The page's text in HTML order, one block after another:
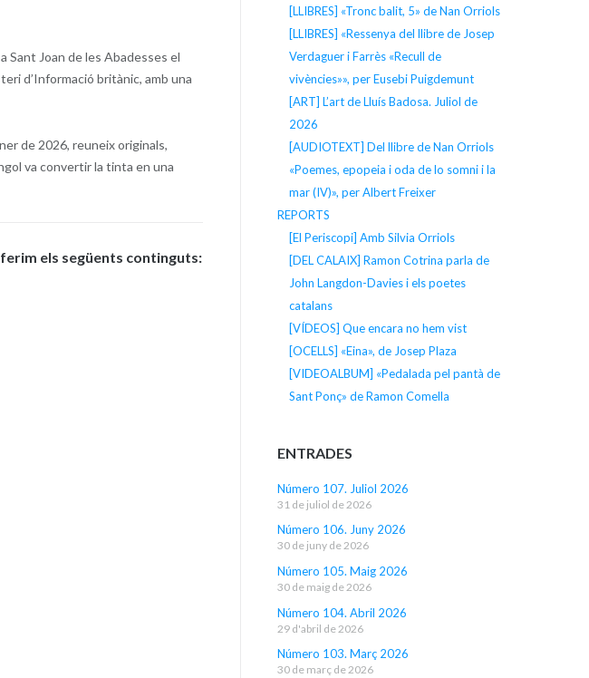
Sant Joan de les Abadesses el
d’Informació britànic, amb una
de 2026, reuneix originals,
va convertir la tinta en una
els següents continguts:
[LLIBRES] «Tronc balit, 5» de Nan Orriols
[LLIBRES] «Ressenya del llibre de Josep
Verdaguer i Farrès «Recull de
vivències»», per Eusebi Puigdemunt
[ART] L’art de Lluís Badosa. Juliol de
2026
[AUDIOTEXT] Del llibre de Nan Orriols
«Poemes, epopeia i oda de lo somni i la
mar (IV)», per Albert Freixer
REPORTS
[El Periscopi] Amb Silvia Orriols
[DEL CALAIX] Ramon Cotrina parla de
John Langdon-Davies i els poetes
catalans
[VÍDEOS] Que encara no hem vist
[OCELLS] «Eina», de Josep Plaza
[VIDEOALBUM] «Pedalada pel pantà de
Sant Ponç» de Ramon Comella
ENTRADES
Número 107. Juliol 2026
31 de juliol de 2026
Número 106. Juny 2026
30 de juny de 2026
Número 105. Maig 2026
30 de maig de 2026
Número 104. Abril 2026
29 d'abril de 2026
Número 103. Març 2026
30 de març de 2026